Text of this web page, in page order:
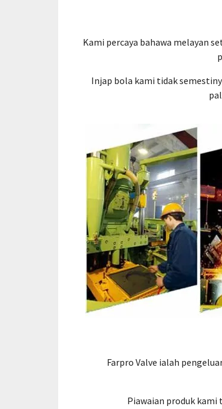
Kami percaya bahawa melayan
Injap bola kami tidak
Farpro Valve ialah
Piawaian produk kami